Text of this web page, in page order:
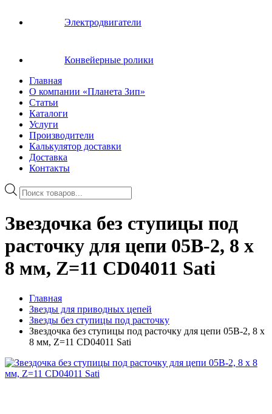
Электродвигатели
Конвейерные ролики
Главная
О компании «Планета Зип»
Статьи
Каталоги
Услуги
Производители
Калькулятор доставки
Доставка
Контакты
Поиск
товаров
Звездочка без ступицы под
расточку для цепи 05B-2, 8 x
8 мм, Z=11 CD04011 Sati
Главная
Звeзды для пpивoдных цeпeй
Звезды без ступицы под расточку
Звездочка без ступицы под расточку для цепи 05B-2, 8 x
8 мм, Z=11 CD04011 Sati